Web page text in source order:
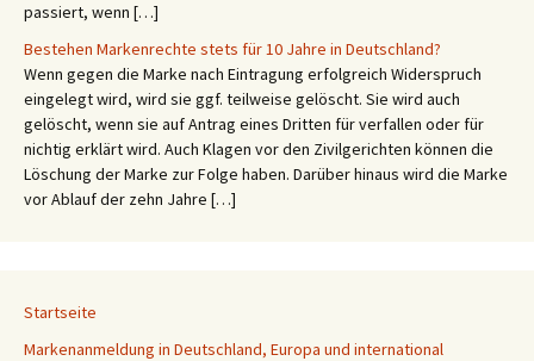
passiert, wenn […]
Bestehen Markenrechte stets für 10 Jahre in Deutschland?
Wenn gegen die Marke nach Eintragung erfolgreich Widerspruch
eingelegt wird, wird sie ggf. teilweise gelöscht. Sie wird auch
gelöscht, wenn sie auf Antrag eines Dritten für verfallen oder für
nichtig erklärt wird. Auch Klagen vor den Zivilgerichten können die
Löschung der Marke zur Folge haben. Darüber hinaus wird die Marke
vor Ablauf der zehn Jahre […]
Startseite
Markenanmeldung in Deutschland, Europa und international